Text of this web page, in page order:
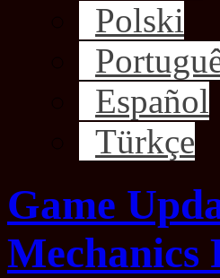
Polski
Español
Türkçe
Game
Mechanics